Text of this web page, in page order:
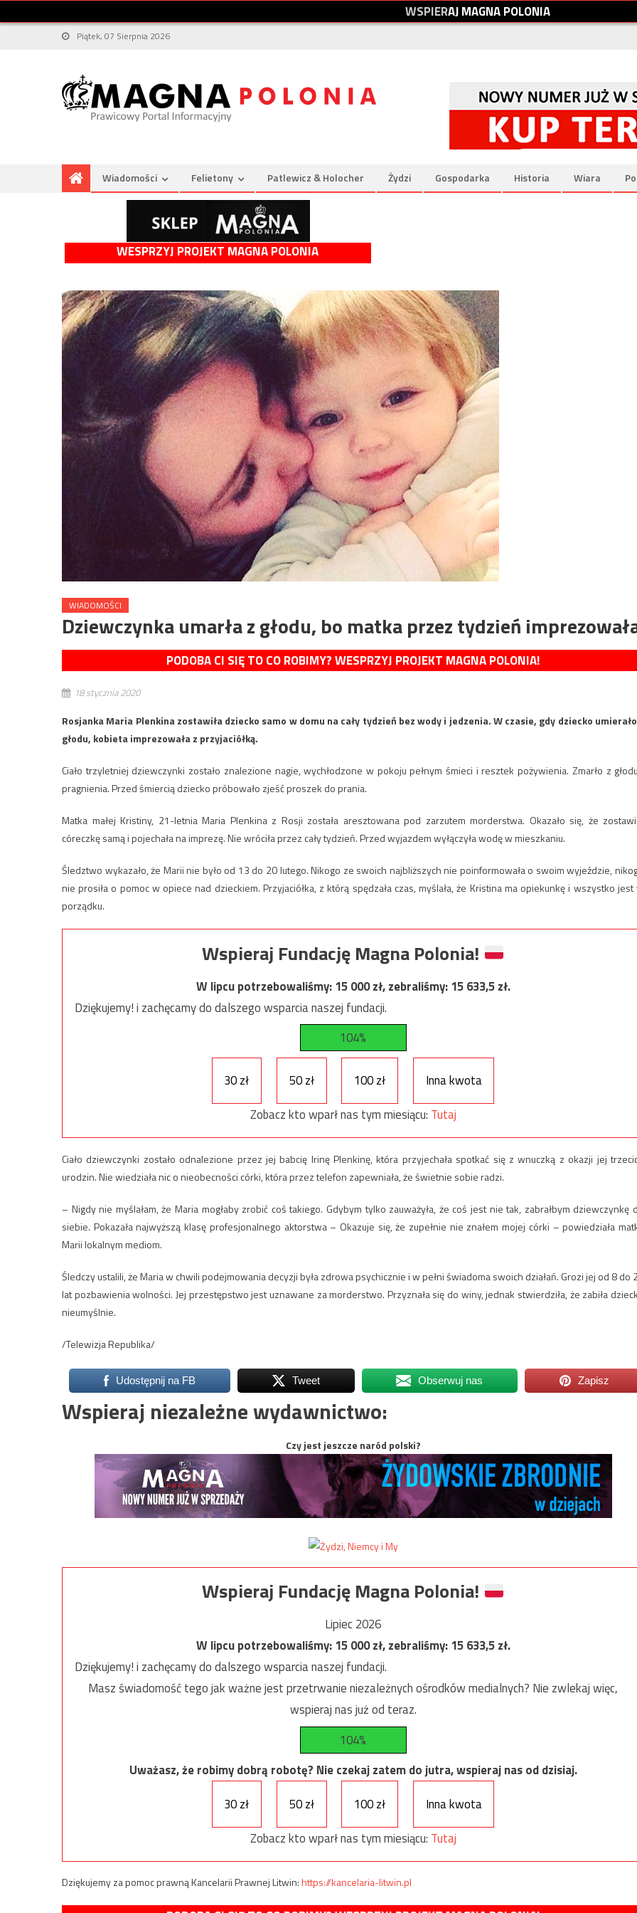
WSPIERAJMAGNAPOLONIA
Piątek, 07 Sierpnia 2026
Wiadomości Felietony Patlewicz & Holocher Żydzi Gospodarka Historia Wiara
WESPRZYJ PROJEKT MAGNA POLONIA
WIADOMOŚCI
Dziewczynka umarła z głodu, bo matka przez tydzień
PODOBA CI SIĘ TO CO ROBIMY? WESPRZYJ PROJEKT MAGNA POLONIA!
18 stycznia 2020
Rosjanka Maria Plenkina zostawiła dziecko samo w domu na cały tydzień bez wody i jedzenia. W czasie, gdy dziecko
głodu, kobieta imprezowała z przyjaciółką.
Ciało trzyletniej dziewczynki zostało znalezione nagie, wychłodzone w pokoju pełnym śmieci i resztek pożywienia. Zmarło z
pragnienia. Przed śmiercią dziecko próbowało zjeść proszek do prania.
Matka małej Kristiny, 21-letnia Maria Plenkina z Rosji została aresztowana pod zarzutem morderstwa. Okazało się, że
córeczkę samą i pojechała na imprezę. Nie wróciła przez cały tydzień. Przed wyjazdem wyłączyła wodę w mieszkaniu.
Śledztwo wykazało, że Marii nie było od 13 do 20 lutego. Nikogo ze swoich najbliższych nie poinformowała o swoim wyjeździe,
nie prosiła o pomoc w opiece nad dzieckiem. Przyjaciółka, z którą spędzała czas, myślała, że Kristina ma opiekunkę i wszystko jest
porządku.
Wspieraj Fundację Magna Polonia!
W lipcu potrzebowaliśmy:15 000zł, zebraliśmy:15 633,5zł.
Dziękujemy! i zachęcamy do dalszego wsparcia naszej fundacji.
104%
30 zł 50 zł 100 zł
Inna kwota
Zobacz kto wparł nas tym miesiącu: Tutaj
Ciało dziewczynki zostało odnalezione przez jej babcię Irinę Plenkinę, która przyjechała spotkać się z wnuczką z okazji jej
urodzin. Nie wiedziała nic o nieobecności córki, która przez telefon zapewniała, że świetnie sobie radzi.
– Nigdy nie myślałam, że Maria mogłaby zrobić coś takiego. Gdybym tylko zauważyła, że coś jest nie tak, zabrałbym dziewczynkę
siebie. Pokazała najwyższą klasę profesjonalnego aktorstwa – Okazuje się, że zupełnie nie znałem mojej córki – powiedziała
Marii lokalnym mediom.
Śledczy ustalili, że Maria w chwili podejmowania decyzji była zdrowa psychicznie i w pełni świadoma swoich działań. Grozi jej od 8 do
lat pozbawienia wolności. Jej przestępstwo jest uznawane za morderstwo. Przyznała się do winy, jednak stwierdziła, że zabiła
nieumyślnie.
/Telewizja Republika/
Udostępnij na FB Tweet Obserwuj nas Zapisz
Wspieraj niezależne wydawnictwo:
Czy jest jeszcze naród polski?
Wspieraj Fundację Magna Polonia!
Lipiec 2026
W lipcu potrzebowaliśmy:15 000zł, zebraliśmy:15 633,5zł.
Dziękujemy! i zachęcamy do dalszego wsparcia naszej fundacji.
Masz świadomość tego jak ważne jest przetrwanie niezależnych ośrodków medialnych? Nie zwlekaj więc,
wspieraj nas już od teraz.
104%
Uważasz, że robimy dobrą robotę? Nie czekaj zatem do jutra, wspieraj nas od dzisiaj.
30 zł
50 zł 100 zł
Inna kwota
Zobacz kto wparł nas tym miesiącu: Tutaj
Dziękujemy za pomoc prawną Kancelarii Prawnej Litwin:https://kancelaria-litwin.pl